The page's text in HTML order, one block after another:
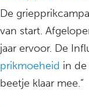
De
van start.
jaar ervoor. De
prikmoeheid in de
beetje klaar mee.”